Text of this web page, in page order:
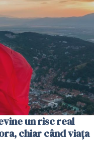
un risc real
chiar când viața